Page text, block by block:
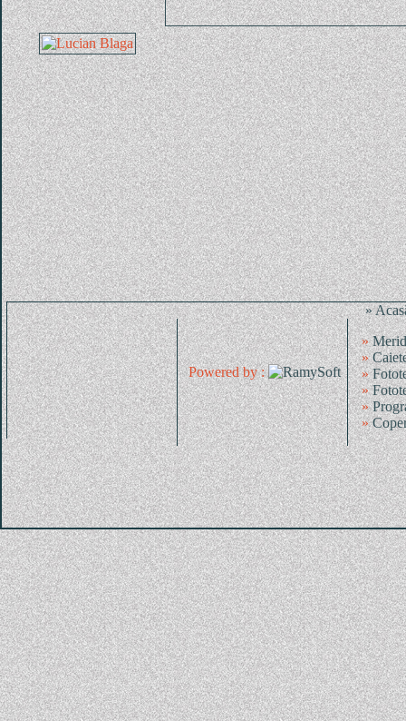
»
Powered by :
»
»
»
»
»
»